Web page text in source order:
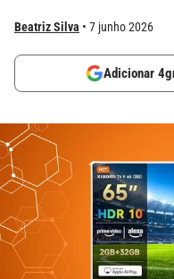
Beatriz Silva 7 junho 2026
Adicionar